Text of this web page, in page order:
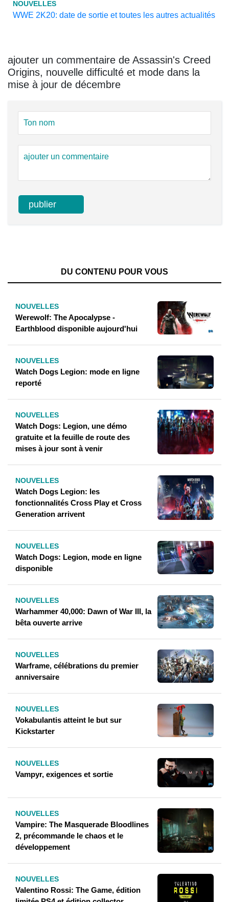
NOUVELLES
WWE 2K20: date de sortie et toutes les autres actualités
ajouter un commentaire de Assassin's Creed
Origins, nouvelle difficulté et mode dans la
mise à jour de décembre
DU CONTENU POUR VOUS
NOUVELLES
Werewolf: The Apocalypse -
Earthblood disponible aujourd'hui
NOUVELLES
Watch Dogs Legion: mode en ligne
reporté
NOUVELLES
Watch Dogs: Legion, une démo
gratuite et la feuille de route des
mises à jour sont à venir
NOUVELLES
Watch Dogs Legion: les
fonctionnalités Cross Play et Cross
Generation arrivent
NOUVELLES
Watch Dogs: Legion, mode en ligne
disponible
NOUVELLES
Warhammer 40,000: Dawn of War III, la
bêta ouverte arrive
NOUVELLES
Warframe, célébrations du premier
anniversaire
NOUVELLES
Vokabulantis atteint le but sur
Kickstarter
NOUVELLES
Vampyr, exigences et sortie
NOUVELLES
Vampire: The Masquerade Bloodlines
2, précommande le chaos et le
développement
NOUVELLES
Valentino Rossi: The Game, édition